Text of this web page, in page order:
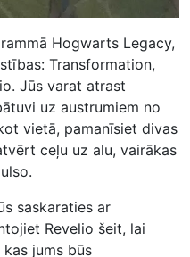
Hogwarts Legacy,
Transformation,
Jūs varat atrast
uz austrumiem no
vietā, pamanīsiet divas
ceļu uz alu, vairākas
saskaraties ar
Revelio šeit, lai
jums būs